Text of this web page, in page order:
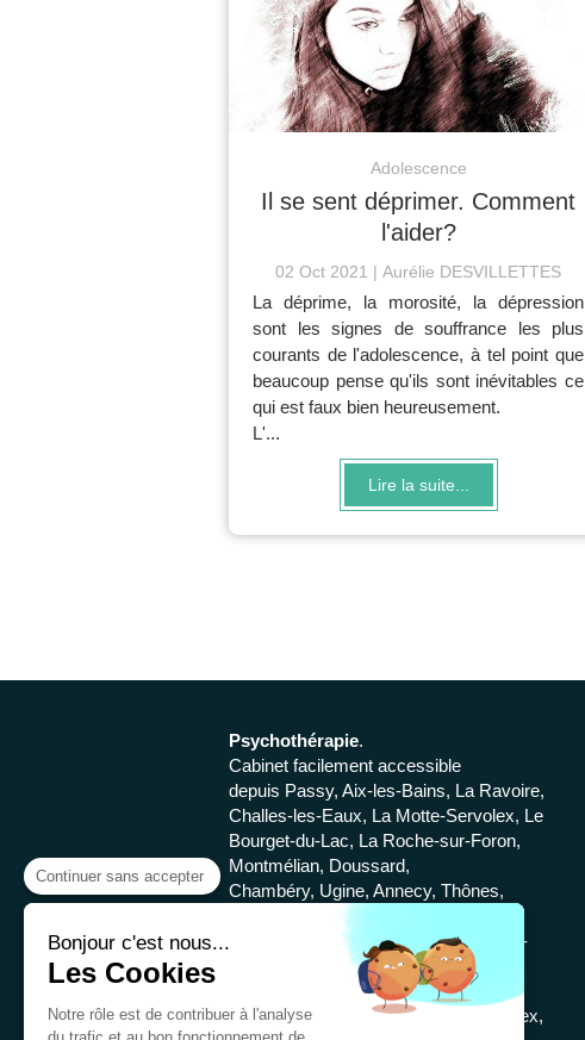
Adolescence
Il se sent déprimer. Comment
l'aider?
02 Oct 2021 Aurélie DESVILLETTES
La déprime, la morosité, la dépression
sont les signes de souffrance les plus
courants de l'adolescence, à tel point que
beaucoup pense qu'ils sont inévitables ce
qui est faux bien heureusement.
L'...
Lire la suite...
Psychothérapie.
Cabinet facilement accessible
depuis Passy, Aix-les-Bains, La Ravoire,
Challes-les-Eaux, La Motte-Servolex, Le
Bourget-du-Lac, La Roche-sur-Foron,
Montmélian, Doussard,
Chambéry, Ugine, Annecy, Thônes,
Martin-de-Belleville, Saint-Gervais-les-
Bains Sallanches, Saint-Jean-de-
Maurienne, Grignon, Gilly-sur-Isère,
Mercury,La Bâthie,Faverges-Seythenex,
Continuer sans accepter
Bonjour c'est nous...
Les Cookies
Notre rôle est de contribuer à l'analyse